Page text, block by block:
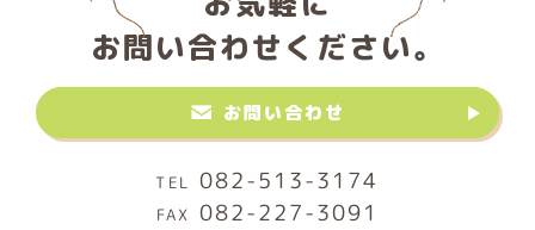
お問い合わせください。
お問い合わせ
082-513-3174
082-227-3091